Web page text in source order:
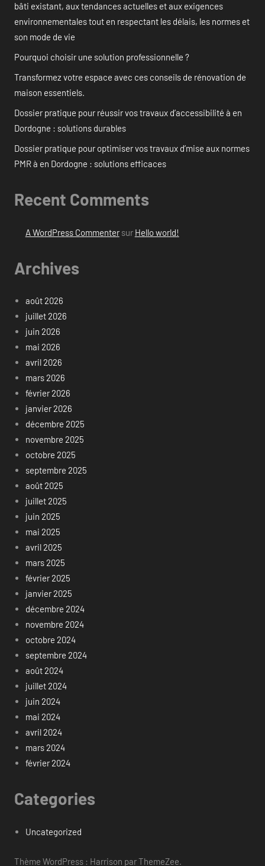
bâti existant, aux tendances actuelles et aux exigences
environnementales tout en respectant les délais, les normes et
son mode de vie
Pourquoi choisir une solution professionnelle ?
Transformez votre espace avec ces conseils de rénovation de
maison essentiels.
Dossier pratique pour réussir vos travaux d’accessibilité à en
Dordogne : solutions durables
Dossier pratique pour optimiser vos travaux d’mise aux normes
PMR à en Dordogne : solutions efficaces
Recent Comments
A WordPress Commentersur Hello world!
Archives
août 2026
juillet 2026
juin 2026
mai 2026
avril 2026
mars 2026
février 2026
janvier 2026
décembre 2025
novembre 2025
octobre 2025
septembre 2025
août 2025
juillet 2025
juin 2025
mai 2025
avril 2025
mars 2025
février 2025
janvier 2025
décembre 2024
novembre 2024
octobre 2024
septembre 2024
août 2024
juillet 2024
juin 2024
mai 2024
avril 2024
mars 2024
février 2024
Categories
Uncategorized
Thème WordPress : Harrison par ThemeZee.